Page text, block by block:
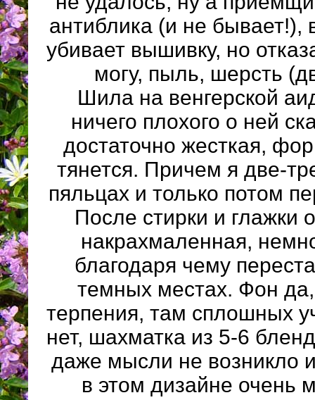
антиблика (и не бывает!),
убивает вышивку, но
могу, пыль, шерсть
Шила на венгерской
ничего плохого о ней
достаточно жесткая,
тянется. Причем я две-
пяльцах и только потом
После стирки и глажки
накрахмаленная,
благодаря чему
темных местах. Фон
терпения, там сплошных
нет, шахматка из 5-6
даже мысли не возникло
в этом дизайне очень